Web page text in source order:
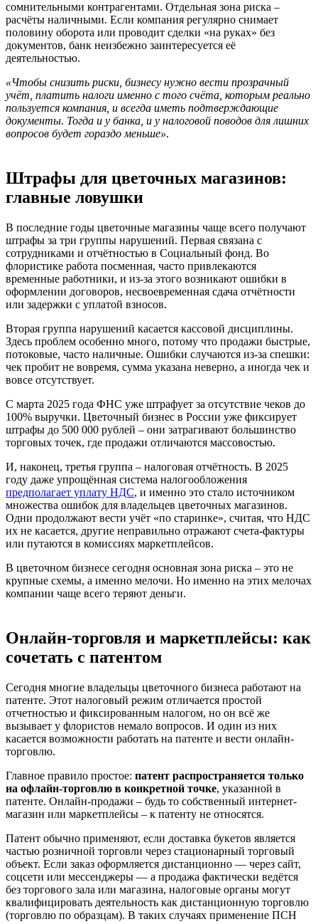
сомнительными контрагентами. Отдельная зона риска –
расчёты наличными. Если компания регулярно снимает
половину оборота или проводит сделки «на руках» без
документов, банк неизбежно заинтересуется её
деятельностью.
«Чтобы снизить риски, бизнесу нужно вести прозрачный
учёт, платить налоги именно с того счёта, которым реально
пользуется компания, и всегда иметь подтверждающие
документы. Тогда и у банка, и у налоговой поводов для лишних
вопросов будет гораздо меньше».
Штрафы для цветочных магазинов:
главные ловушки
В последние годы цветочные магазины чаще всего получают
штрафы за три группы нарушений. Первая связана с
сотрудниками и отчётностью в Социальный фонд. Во
флористике работа посменная, часто привлекаются
временные работники, и из-за этого возникают ошибки в
оформлении договоров, несвоевременная сдача отчётности
или задержки с уплатой взносов.
Вторая группа нарушений касается кассовой дисциплины.
Здесь проблем особенно много, потому что продажи быстрые,
потоковые, часто наличные. Ошибки случаются из-за спешки:
чек пробит не вовремя, сумма указана неверно, а иногда чек и
вовсе отсутствует.
С марта 2025 года ФНС уже штрафует за отсутствие чеков до
100% выручки. Цветочный бизнес в России уже фиксирует
штрафы до 500 000 рублей – они затрагивают большинство
торговых точек, где продажи отличаются массовостью.
И, наконец, третья группа – налоговая отчётность. В 2025
году даже упрощённая система налогообложения
предполагает уплату НДС, и именно это стало источником
множества ошибок для владельцев цветочных магазинов.
Одни продолжают вести учёт «по старинке», считая, что НДС
их не касается, другие неправильно отражают счета-фактуры
или путаются в комиссиях маркетплейсов.
В цветочном бизнесе сегодня основная зона риска – это не
крупные схемы, а именно мелочи. Но именно на этих мелочах
компании чаще всего теряют деньги.
Онлайн-торговля и маркетплейсы: как
сочетать с патентом
Сегодня многие владельцы цветочного бизнеса работают на
патенте. Этот налоговый режим отличается простой
отчетностью и фиксированным налогом, но он всё же
вызывает у флористов немало вопросов. И один из них
касается возможности работать на патенте и вести онлайн-
торговлю.
Главное правило простое: патент распространяется только
на офлайн-торговлю в конкретной точке, указанной в
патенте. Онлайн-продажи – будь то собственный интернет-
магазин или маркетплейсы – к патенту не относятся.
Патент обычно применяют, если доставка букетов является
частью розничной торговли через стационарный торговый
объект. Если заказ оформляется дистанционно — через сайт,
соцсети или мессенджеры — а продажа фактически ведётся
без торгового зала или магазина, налоговые органы могут
квалифицировать деятельность как дистанционную торговлю
(торговлю по образцам). В таких случаях применение ПСН